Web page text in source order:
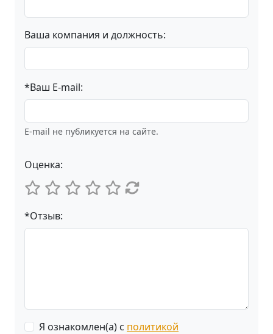
Ваша компания и должность:
*Ваш E-mail:
E-mail не публикуется на сайте.
Оценка:
*Отзыв:
Я ознакомлен(а) с политикой